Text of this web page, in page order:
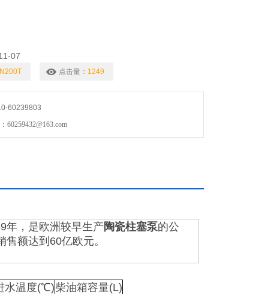
07
点击量： 1249
60239803
60259432@163.com
年，是欧洲较早生产陶瓷柱塞泵的公
额达到60亿欧元。
水温度(℃)柴油箱容量(L)